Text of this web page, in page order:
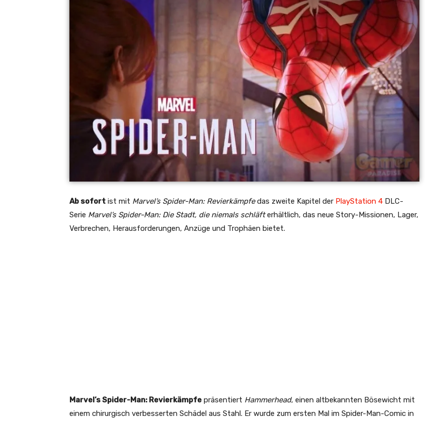
Ab sofort ist mit Marvel’s Spider-Man: Revierkämpfedas zweite Kapitel der PlayStation 4 DLC-
Serie Marvel’s Spider-Man: Die Stadt, die niemals schläfterhältlich, das neue Story-Missionen, Lager,
Verbrechen, Herausforderungen, Anzüge und Trophäen bietet.
Marvel’s Spider-Man: Revierkämpfe präsentiert Hammerhead, einen altbekannten Bösewicht mit
einem chirurgisch verbesserten Schädel aus Stahl. Er wurde zum ersten Mal im Spider-Man-Comic in